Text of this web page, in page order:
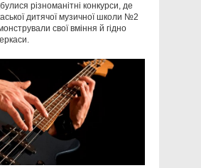
різноманітні конкурси, де
дитячої музичної школи №2
свої вміння й гідно